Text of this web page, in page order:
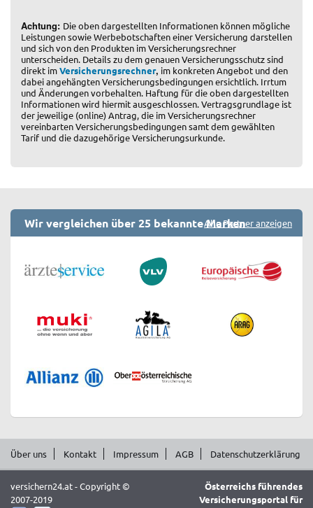
Achtung: Die oben dargestellten Informationen können mögliche
Leistungen sowie Werbebotschaften einer Versicherung darstellen
und sich von den Produkten im Versicherungsrechner
unterscheiden. Details zu dem genauen Versicherungsschutz sind
direkt imVersicherungsrechner, im konkreten Angebot und den
dabei angehängten Versicherungsbedingungen ersichtlich. Irrtum
und Änderungen vorbehalten. Haftung für die oben dargestellten
Informationen wird hiermit ausgeschlossen. Vertragsgrundlage ist
der jeweilige (online) Antrag, die im Versicherungsrechner
vereinbarten Versicherungsbedingungen samt dem gewählten
Tarif und die dazugehörige Versicherungsurkunde.
Wir vergleichen über 25 bekannte MarkenAlle Partner anzeigen
Über uns Kontakt Impressum AGB Datenschutzerklärung
versichern24.at - Copyright ©
2007-2019
Österreichs führendes
Versicherungsportal für